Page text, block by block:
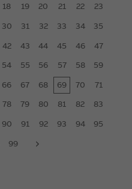
18 19 20 21 22
23
30 31 32 33 34
35
42 43 44 45 46
47
54 55 56 57 58
59
66 67 68 69 70
71
78 79 80 81 82
83
90 91 92 93 94
95
99